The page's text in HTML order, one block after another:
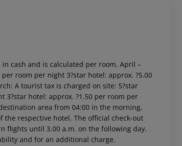
cash and is calculated per room. April –
per room per night 3?star hotel: approx. ?5.00
A tourist tax is charged on site: 5?star
3?star hotel: approx. ?1.50 per room per
area from 04:00 in the morning,
respective hotel. The official check-out
flights until 3.00 a.m. on the following day.
and for an additional charge.